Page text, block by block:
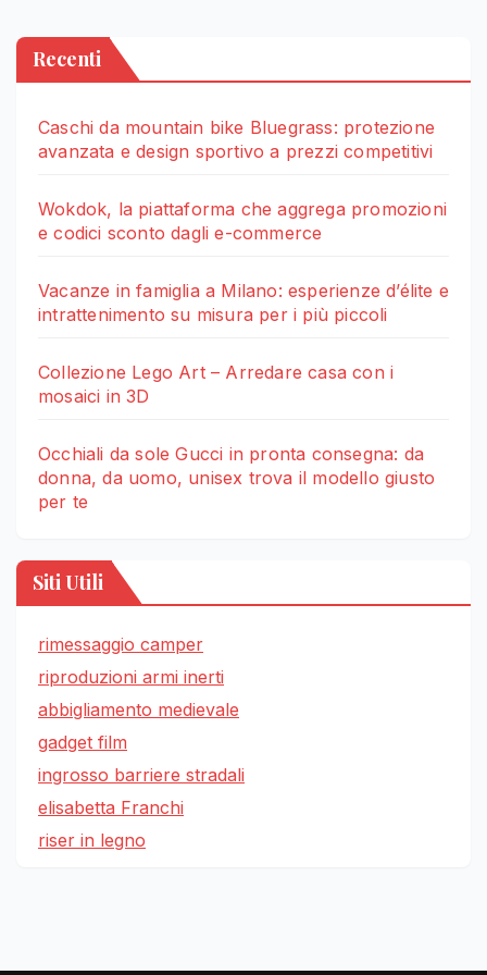
Recenti
Caschi da mountain bike Bluegrass: protezione
avanzata e design sportivo a prezzi competitivi
Wokdok, la piattaforma che aggrega promozioni
e codici sconto dagli e-commerce
Vacanze in famiglia a Milano: esperienze d’élite e
intrattenimento su misura per i più piccoli
Collezione Lego Art – Arredare casa con i
mosaici in 3D
Occhiali da sole Gucci in pronta consegna: da
donna, da uomo, unisex trova il modello giusto
per te
Siti Utili
rimessaggio camper
riproduzioni armi inerti
abbigliamento medievale
gadget film
ingrosso barriere stradali
elisabetta Franchi
riser in legno